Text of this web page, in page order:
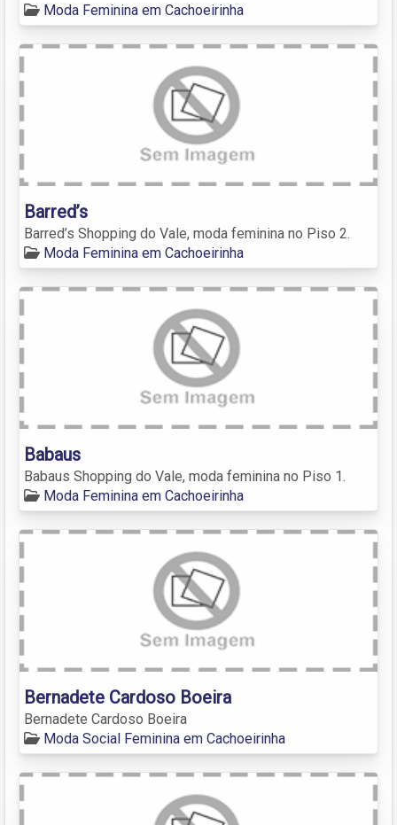
Moda Feminina em Cachoeirinha
Barred’s
Barred’s Shopping do Vale, moda feminina no Piso 2.
Moda Feminina em Cachoeirinha
Babaus
Babaus Shopping do Vale, moda feminina no Piso 1.
Moda Feminina em Cachoeirinha
Bernadete Cardoso Boeira
Bernadete Cardoso Boeira
Moda Social Feminina em Cachoeirinha